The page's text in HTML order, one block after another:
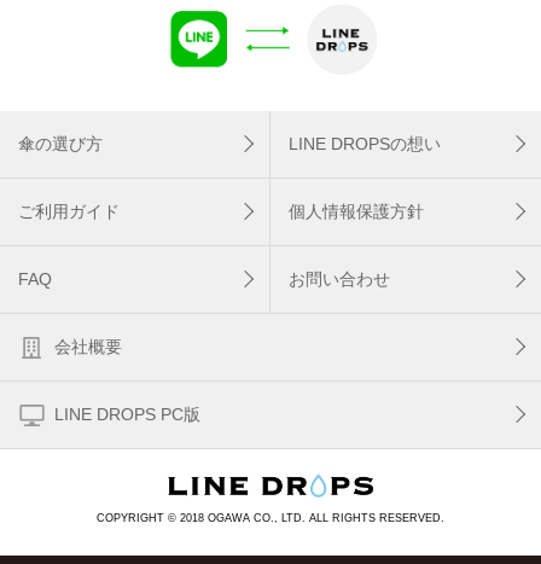
傘の選び方 LINE DROPSの想い
ご利用ガイド 個人情報保護方針
FAQ お問い合わせ
会社概要
LINE DROPS PC版
COPYRIGHT © 2018 OGAWA CO., LTD. ALL RIGHTS RESERVED.